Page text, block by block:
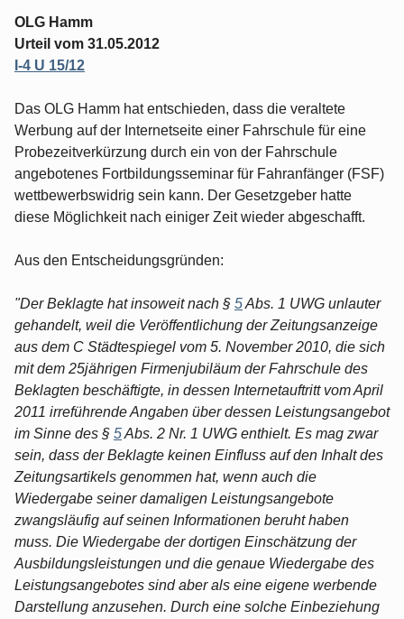
OLG Hamm
Urteil vom 31.05.2012
I-4 U 15/12
Das OLG Hamm hat entschieden, dass die veraltete
Werbung auf der Internetseite einer Fahrschule für eine
Probezeitverkürzung durch ein von der Fahrschule
angebotenes Fortbildungsseminar für Fahranfänger (FSF)
wettbewerbswidrig sein kann. Der Gesetzgeber hatte
diese Möglichkeit nach einiger Zeit wieder abgeschafft.
Aus den Entscheidungsgründen:
"Der Beklagte hat insoweit nach § 5Abs. 1 UWG unlauter
gehandelt, weil die Veröffentlichung der Zeitungsanzeige
aus dem C Städtespiegel vom 5. November 2010, die sich
mit dem 25jährigen Firmenjubiläum der Fahrschule des
Beklagten beschäftigte, in dessen Internetauftritt vom April
2011 irreführende Angaben über dessen Leistungsangebot
im Sinne des § 5Abs. 2 Nr. 1 UWG enthielt. Es mag zwar
sein, dass der Beklagte keinen Einfluss auf den Inhalt des
Zeitungsartikels genommen hat, wenn auch die
Wiedergabe seiner damaligen Leistungsangebote
zwangsläufig auf seinen Informationen beruht haben
muss. Die Wiedergabe der dortigen Einschätzung der
Ausbildungsleistungen und die genaue Wiedergabe des
Leistungsangebotes sind aber als eine eigene werbende
Darstellung anzusehen. Durch eine solche Einbeziehung